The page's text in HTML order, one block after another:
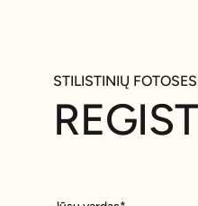
STILISTINIŲ